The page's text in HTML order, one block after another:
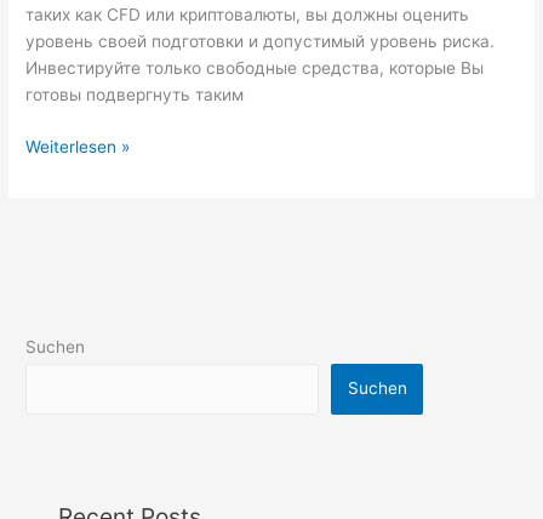
таких как CFD или криптовалюты, вы должны оценить
уровень своей подготовки и допустимый уровень риска.
Инвестируйте только свободные средства, которые Вы
готовы подвергнуть таким
Weiterlesen »
Suchen
Suchen